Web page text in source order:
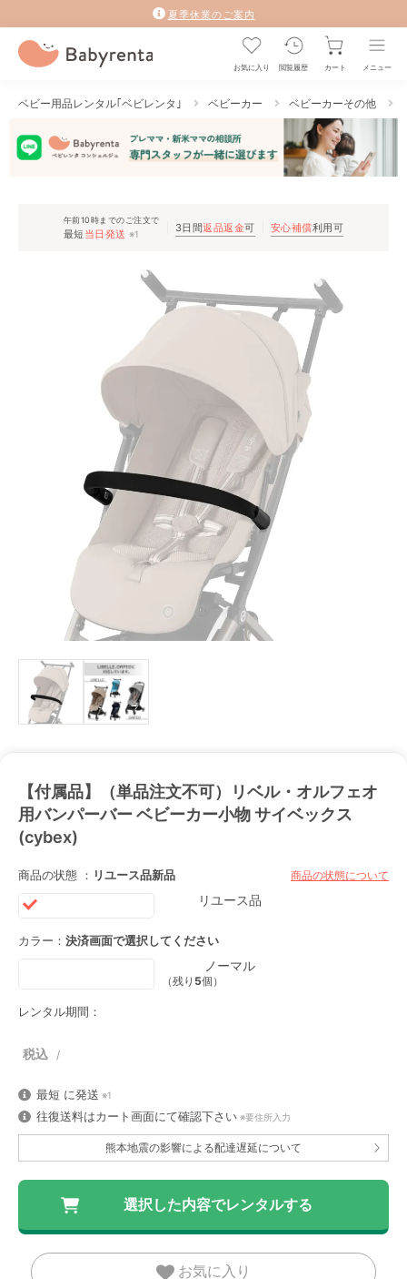
夏季休業のご案内
お気に入り 閲覧履歴 カート メニュー
ベビー用品レンタル｢ベビレンタ｣ ベビーカー ベビーカーその他
午前10時までのご注文で
最短 当日発送 ※1 3日間返品返金可 安心補償利用可
【付属品】（単品注文不可）リベル・オルフェオ
用バンパーバー ベビーカー小物 サイベックス
(cybex)
商品の状態 ： リユース品新品 商品の状態について
リユース品
カラー： 決済画面で選択してください
ノーマル
（残り 5個）
レンタル期間：
最短 に発送 ※1
往復送料はカート画面にて確認下さい ※要住所入力
熊本地震の影響による配達遅延について
お気に入り